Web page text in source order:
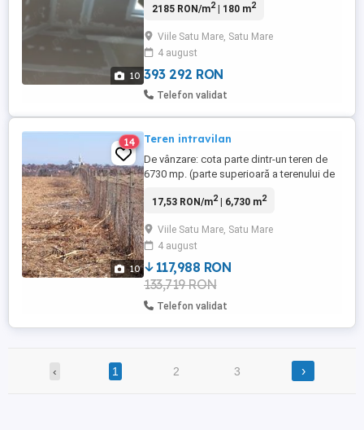
10
2185 RON/m2| 180 m2
Viile Satu Mare, Satu Mare
4 august
393 292 RON
Telefon validat
10
14 Teren intravilan
De vânzare: cota parte dintr-un teren de
6730 mp. (parte superioară a terenului de
pe ar. Este un teren intravilan in comuna
pe strada Magos Arpad. Dealul Lipa mare
Sau 6730 mp. cu 22.500 euro. ( 350 euro
pe a ...
17,53 RON/m2| 6,730 m2
Viile Satu Mare, Satu Mare
4 august
117,988 RON
133,719 RON
Telefon validat
‹ 1 2 3 ›